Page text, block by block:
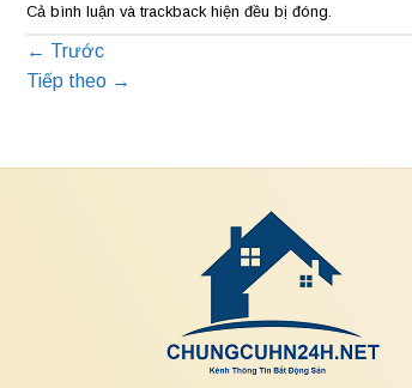
Cả bình luận và trackback hiện đều bị đóng.
← Trước
Tiếp theo →